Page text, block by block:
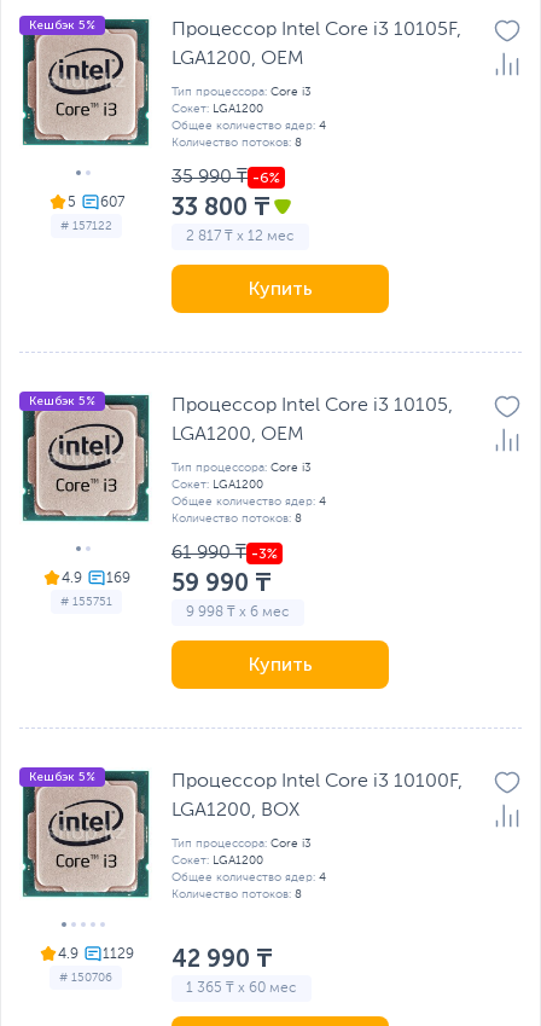
5
# 157122
Кешбэк 5%
Процессор Intel Core i3 10105F,
LGA1200, OEM
Тип процессора: Core i3
Сокет:
LGA1200
Общее количество ядер: 4
Количество потоков: 8
35 990 ₸
33 800 ₸
2 817 ₸ x 12 мес
Купить
4.9
# 155751
Кешбэк 5%
Процессор Intel Core i3 10105,
LGA1200, OEM
Тип процессора: Core i3
Сокет:
LGA1200
Общее количество ядер: 4
Количество потоков: 8
61 990 ₸
59 990 ₸
9 998 ₸ x 6 мес
Купить
4.9
# 150706
Кешбэк 5%
Процессор Intel Core i3 10100F,
LGA1200, BOX
Тип процессора: Core i3
Сокет:
LGA1200
Общее количество ядер: 4
Количество потоков: 8
42 990 ₸
1 365 ₸ x 60 мес